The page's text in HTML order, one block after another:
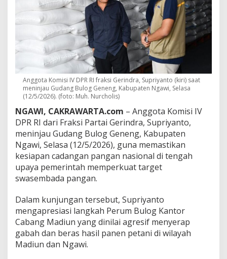
d
i
N
g
a
w
i
L
e
g
s
l
a
t
o
r
G
e
i
n
d
r
a
Y
Anggota Komisi IV DPR RI fraksi Gerindra, Supriyanto (kiri) saat
meninjau Gudang Bulog Geneng, Kabupaten Ngawi, Selasa
(12/5/2026). (foto: Muh. Nurcholis)
NGAWI, CAKRAWARTA.com – Anggota Komisi IV
DPR RI dari Fraksi Partai Gerindra, Supriyanto,
meninjau Gudang Bulog Geneng, Kabupaten
Ngawi, Selasa (12/5/2026), guna memastikan
kesiapan cadangan pangan nasional di tengah
upaya pemerintah memperkuat target
swasembada pangan.
Dalam kunjungan tersebut, Supriyanto
mengapresiasi langkah Perum Bulog Kantor
Cabang Madiun yang dinilai agresif menyerap
gabah dan beras hasil panen petani di wilayah
Madiun dan Ngawi.